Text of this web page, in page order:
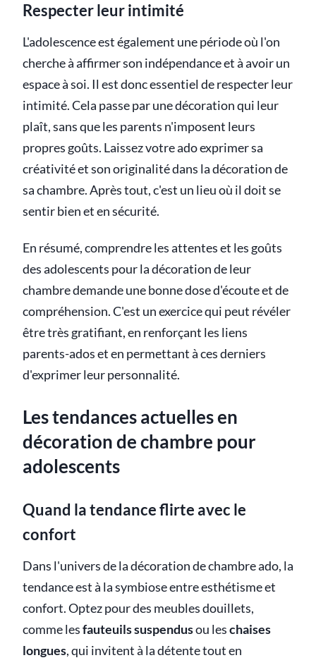
Respecter leur intimité
L'adolescence est également une période où l'on
cherche à affirmer son indépendance et à avoir un
espace à soi. Il est donc essentiel de respecter leur
intimité. Cela passe par une décoration qui leur
plaît, sans que les parents n'imposent leurs
propres goûts. Laissez votre ado exprimer sa
créativité et son originalité dans la décoration de
sa chambre. Après tout, c'est un lieu où il doit se
sentir bien et en sécurité.
En résumé, comprendre les attentes et les goûts
des adolescents pour la décoration de leur
chambre demande une bonne dose d'écoute et de
compréhension. C'est un exercice qui peut révéler
être très gratifiant, en renforçant les liens
parents-ados et en permettant à ces derniers
d'exprimer leur personnalité.
Les tendances actuelles en
décoration de chambre pour
adolescents
Quand la tendance flirte avec le
confort
Dans l'univers de la décoration de chambre ado, la
tendance est à la symbiose entre esthétisme et
confort. Optez pour des meubles douillets,
comme lesfauteuils suspendusou leschaises
longues, qui invitent à la détente tout en